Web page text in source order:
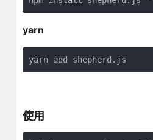
yarn
yarn add shepherd.js
使用